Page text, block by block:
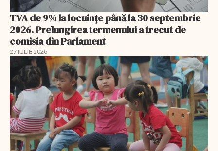
TVA de 9% la locuințe până la 30 septembrie
2026. Prelungirea termenului a trecut de
comisia din Parlament
27 IULIE 2026